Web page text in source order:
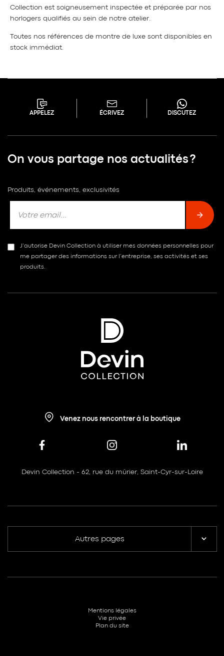
Collection est soigneusement inspectée et préparée par nos
horlogers qualifiés au sein de notre atelier.
Toutes nos références de montre de luxe sont disponibles en
stock immédiat.
APPELEZ ÉCRIVEZ DISCUTEZ
On vous partage nos actualités ?
Produits, événements, exclusivités
J’autorise Devin Collection à utiliser mes données personnelles pour
me partager des informations sur l’entreprise, ses activités et ses
produits.
Venez nous rencontrer à la boutique
Devin Collection - 62, rue du mûrier, Saint-Cyr-sur-Loire
Autres pages
Mentions légales
Vie privée
Plan du site